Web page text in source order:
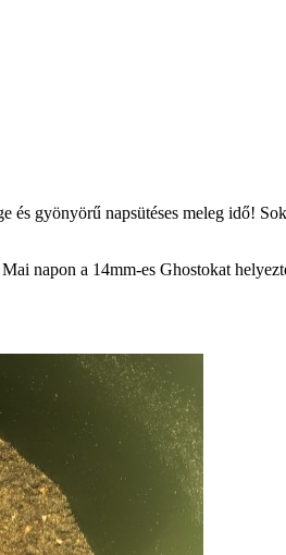
gyönyörű napsütéses meleg idő!
napon a 14mm-es Ghostokat